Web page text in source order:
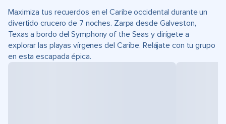
Maximiza tus recuerdos en el Caribe occidental durante un
divertido crucero de 7 noches. Zarpa desde Galveston,
Texas a bordo del Symphony of the Seas y dirígete a
explorar las playas vírgenes del Caribe. Relájate con tu grupo
en esta escapada épica.